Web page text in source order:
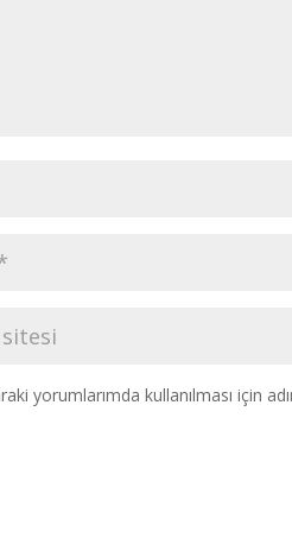
yorumlarımda kullanılması için